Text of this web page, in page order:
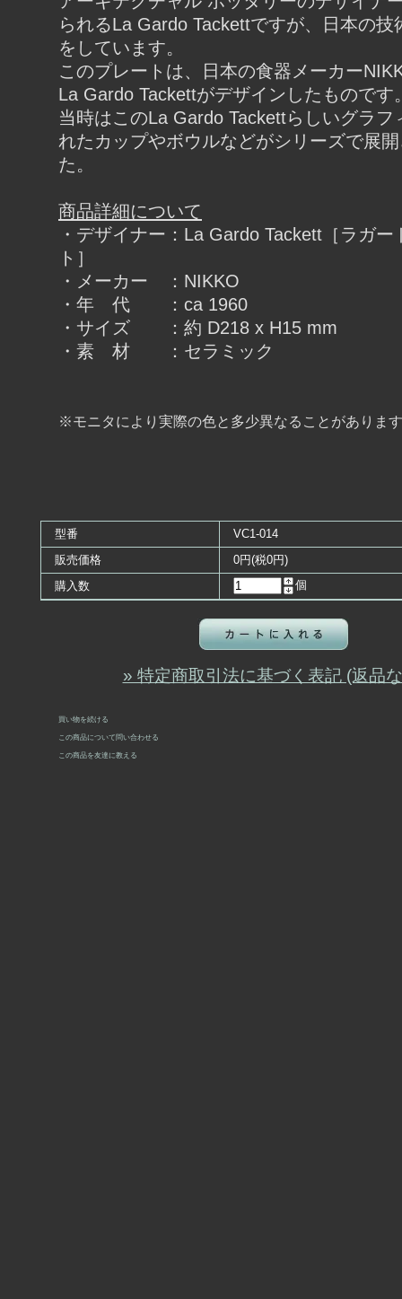
られるLa Gardo Tackettですが、日本の技
をしています。
このプレートは、日本の食器メーカー
La Gardo Tackettがデザインしたものです
当時はこのLa Gardo Tackettらしいグラフ
れたカップやボウルなどがシリーズで展
た。
商品詳細について
・デザイナー：La Gardo Tackett［ラガー
ト］
・メーカー ：NIKKO
・年 代 ：ca 1960
・サイズ ：約 D218 x H15 mm
・素 材 ：セラミック
※モニタにより実際の色と多少異なることがありま
型番
VC1-014
販売価格
0円(税0円)
購入数
個
» 特定商取引法に基づく表記 (返品
買い物を続ける
この商品について問い合わせる
この商品を友達に教える